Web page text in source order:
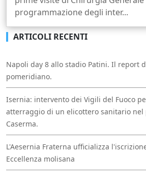
programmazione degli inter...
ARTICOLI RECENTI
Napoli day 8 allo stadio Patini. Il report
pomeridiano.
Isernia: intervento dei Vigili del Fuoco
atterraggio di un elicottero sanitario nel
Caserma.
L'Aesernia Fraterna ufficializza
Eccellenza molisana